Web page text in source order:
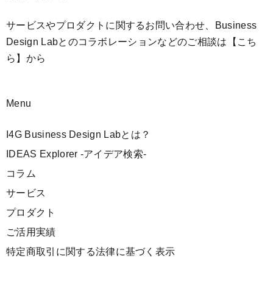
サービスやプロダクトに関するお問い合わせ、Business
Design Labとのコラボレーションなどのご相談は 【こち
ら】 から
Menu
I4G Business Design Labとは？
IDEAS Explorer -アイデア検索-
コラム
サービス
プロダクト
ご活用実績
特定商取引に関する法律に基づく表示